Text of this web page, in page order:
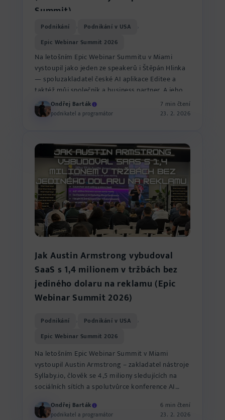
Summit)
Podnikání Podnikání v USA
Epic Webinar Summit 2026
Na letošním Epic Webinar Summitu v Miami
vystoupil jako jeden ze speakerů i Štěpán Hlinka
— spoluzakladatel české AI aplikace Editee a
taktéž můj společník a business partner. A jeho
přednáška byla, u...
Ondřej Barták
podnikatel a programátor
7 min čtení
23. 2. 2026
Jak Austin Armstrong vybudoval
SaaS s 1,4 milionem v tržbách bez
jediného dolaru na reklamu (Epic
Webinar Summit 2026)
Podnikání Podnikání v USA
Epic Webinar Summit 2026
Na letošním Epic Webinar Summit v Miami
vystoupil Austin Armstrong – zakladatel nástroje
Syllaby.io, člověk se 4,5 miliony sledujících na
sociálních sítích a spolutvůrce konference AI
Ondřej Barták
podnikatel a programátor
6 min čtení
23. 2. 2026